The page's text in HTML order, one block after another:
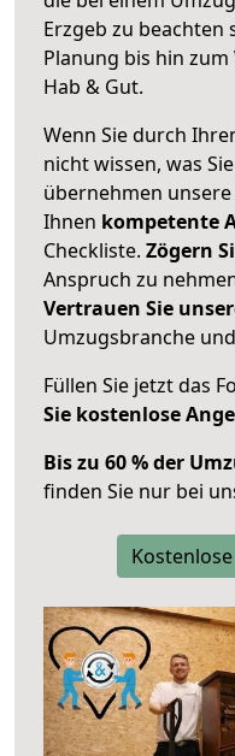
Erzgeb zu beachten
Planung bis hin
Hab & Gut.
Wenn Sie durch
nicht wissen, was
übernehmen
Ihnen kompetente
Checkliste. Zögern
Anspruch zu
Vertrauen Sie
Umzugsbranche
Füllen Sie jetzt das
Sie kostenlose
Bis zu 60 % der
finden Sie nur bei